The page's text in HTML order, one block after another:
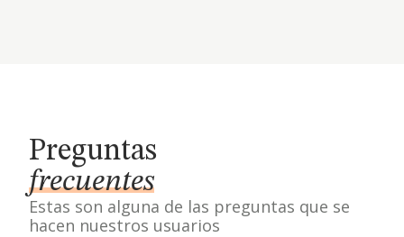
Preguntas
frecuentes
Estas son alguna de las preguntas que se
hacen nuestros usuarios